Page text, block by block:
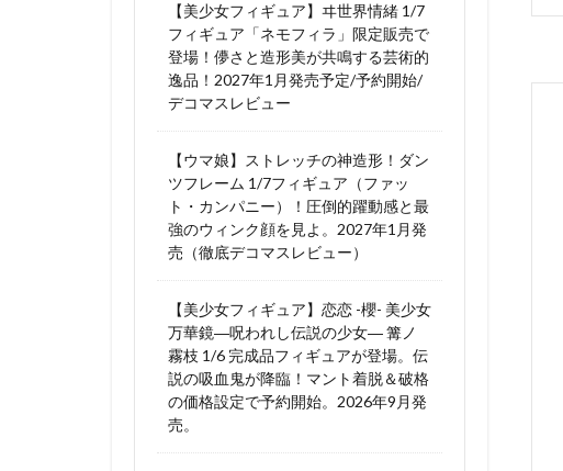
【美少女フィギュア】ヰ世界情緒 1/7
フィギュア「ネモフィラ」限定販売で
登場！儚さと造形美が共鳴する芸術的
逸品！2027年1月発売予定/予約開始/
デコマスレビュー
【ウマ娘】ストレッチの神造形！ダン
ツフレーム 1/7フィギュア（ファッ
ト・カンパニー）！圧倒的躍動感と最
強のウィンク顔を見よ。2027年1月発
売（徹底デコマスレビュー）
【美少女フィギュア】恋恋 -櫻- 美少女
万華鏡―呪われし伝説の少女― 篝ノ
霧枝 1/6 完成品フィギュアが登場。伝
説の吸血鬼が降臨！マント着脱＆破格
の価格設定で予約開始。2026年9月発
売。